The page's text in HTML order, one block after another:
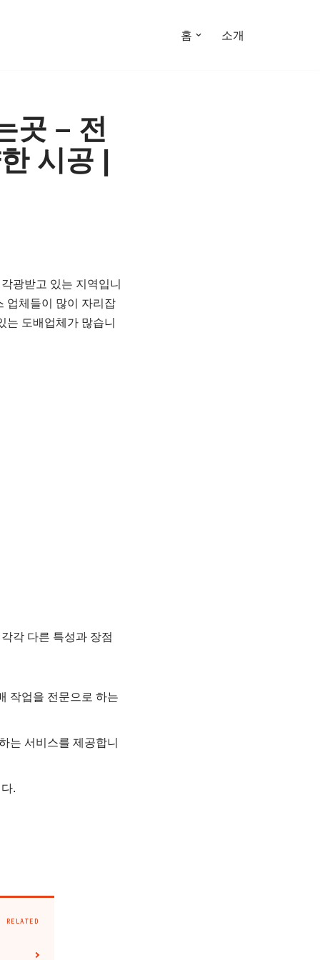
홈 소개
곳 – 전
시공 |
광받고 있는 지역입니
업체들이 많이 자리잡
는 도배업체가 많습니
각 다른 특성과 장점
작업을 전문으로 하는
는 서비스를 제공합니
.
RELATED